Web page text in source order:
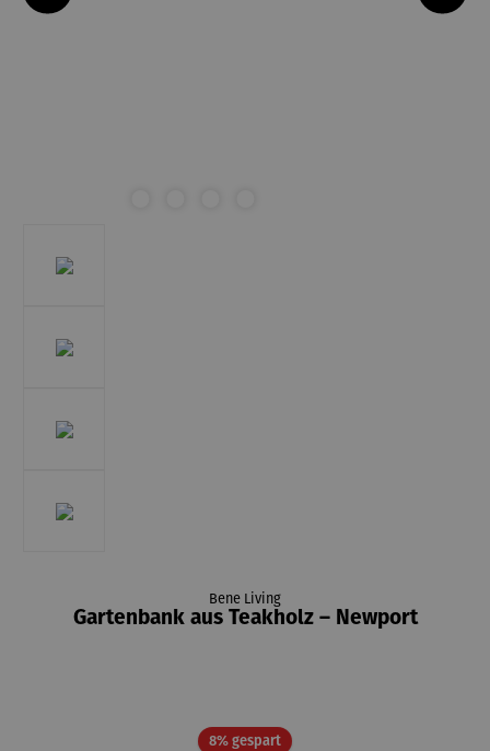
Bene Living
Gartenbank aus Teakholz – Newport
8% gespartRabatt